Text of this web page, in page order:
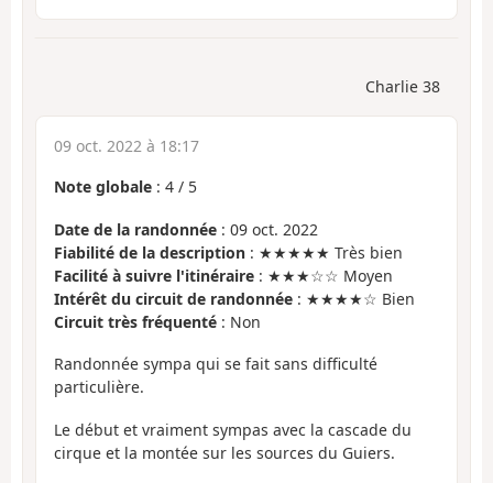
Charlie 38
09 oct. 2022 à 18:17
Note globale : 4 / 5
Date de la randonnée : 09 oct. 2022
Fiabilité de la description : ★★★★★ Très bien
Facilité à suivre l'itinéraire : ★★★☆☆ Moyen
Intérêt du circuit de randonnée : ★★★★☆ Bien
Circuit très fréquenté : Non
Randonnée sympa qui se fait sans difficulté
particulière.
Le début et vraiment sympas avec la cascade du
cirque et la montée sur les sources du Guiers.